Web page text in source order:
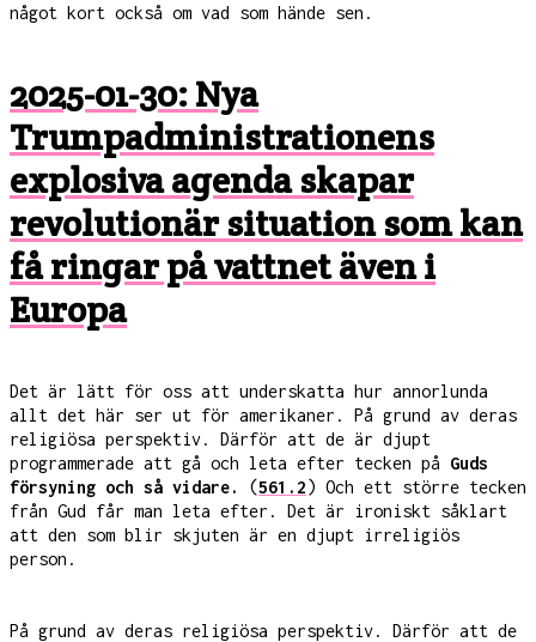
något kort också om vad som hände sen.
2025-01-30: Nya
Trumpadministrationens
explosiva agenda skapar
revolutionär situation som kan
få ringar på vattnet även i
Europa
Det är lätt för oss att underskatta hur annorlunda
allt det här ser ut för amerikaner. På grund av deras
religiösa perspektiv. Därför att de är djupt
programmerade att gå och leta efter tecken på Guds
försyning och så vidare.
(561.2) Och ett större tecken
från Gud får man leta efter. Det är ironiskt såklart
att den som blir skjuten är en djupt irreligiös
person.
På grund av deras religiösa perspektiv. Därför att de